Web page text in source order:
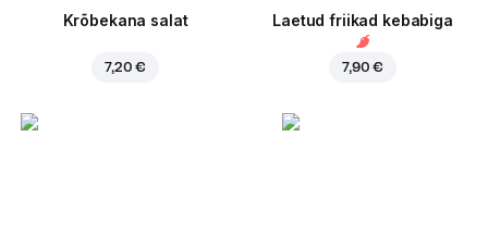
Krõbekana salat
7,20 €
Laetud friikad kebabiga
7,90 €